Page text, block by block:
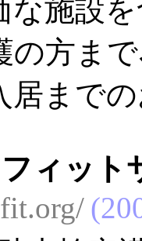
な施設
の方ま
居まで
フィッ